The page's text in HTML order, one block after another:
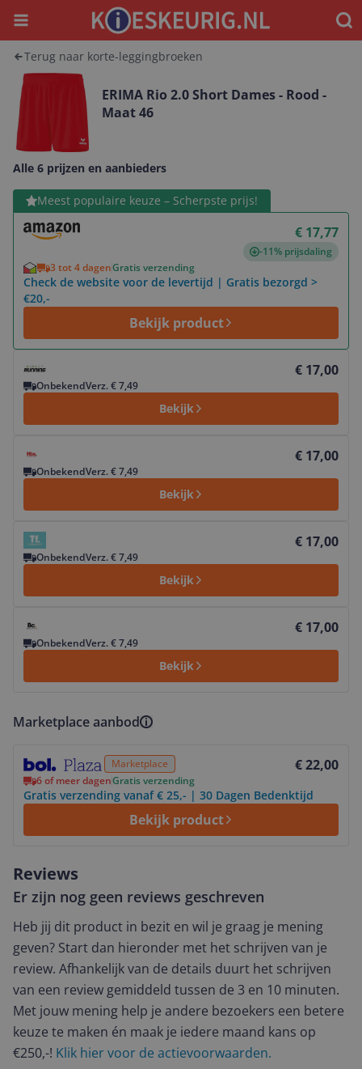
Menu
Terug naar korte-leggingbroeken
ERIMA Rio 2.0 Short Dames - Rood -
Maat 46
Alle 6 prijzen en aanbieders
Meest populaire keuze – Scherpste prijs!
€ 17,77
-11% prijsdaling
3 tot 4 dagenGratis verzending
Check de website voor de levertijd | Gratis bezorgd >
€20,-
Bekijk product
Bekijk product
€ 17,00
OnbekendVerz. € 7,49
Bekijk
€ 17,00
OnbekendVerz. € 7,49
Bekijk
€ 17,00
OnbekendVerz. € 7,49
Bekijk
Bekijk product
€ 17,00
OnbekendVerz. € 7,49
Bekijk
Marketplace aanbod
Marketplace € 22,00
6 of meer dagenGratis verzending
Gratis verzending vanaf € 25,- | 30 Dagen Bedenktijd
Bekijk product
Reviews
Er zijn nog geen reviews geschreven
Heb jij dit product in bezit en wil je graag je mening
geven? Start dan hieronder met het schrijven van je
review. Afhankelijk van de details duurt het schrijven
van een review gemiddeld tussen de 3 en 10 minuten.
Met jouw mening help je andere bezoekers een betere
keuze te maken én maak je iedere maand kans op
€250,-! Klik hier voor de actievoorwaarden.